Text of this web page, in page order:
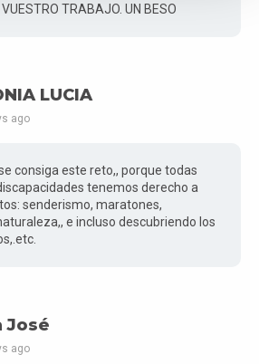
VUESTRO TRABAJO. UN BESO
LUCIA
ago
consiga este reto,, porque todas
tenemos derecho a
senderismo, maratones,
e incluso descubriendo los
José
ago